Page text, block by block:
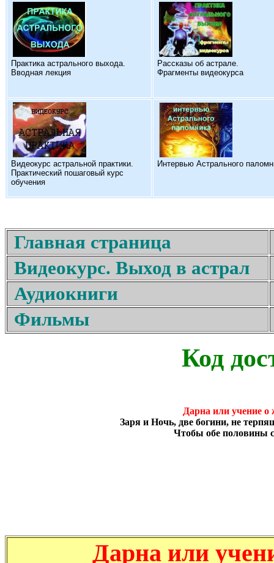
Практика астрального выхода.
Вводная лекция
Рассказы об астрале.
Фрагменты видеокурса
Видеокурс астральной практики.
Практический пошаговый курс
обучения
Интервью Астрального
Главная страница
Видеокурс. Выход в астрал
Аудиокниги
Фильмы
Код
Дарна или учение о
Заря и Ночь, две богини, не
Чтобы обе половины
Дарна или